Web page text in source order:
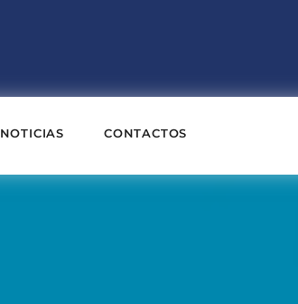
NOTICIAS CONTACTOS